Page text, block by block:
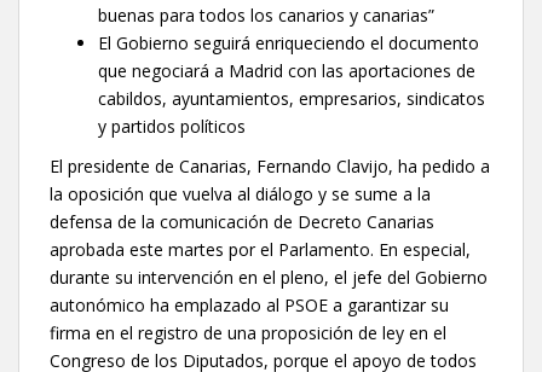
buenas para todos los canarios y canarias”
El Gobierno seguirá enriqueciendo el documento
que negociará a Madrid con las aportaciones de
cabildos, ayuntamientos, empresarios, sindicatos
y partidos políticos
El presidente de Canarias, Fernando Clavijo, ha pedido a
la oposición que vuelva al diálogo y se sume a la
defensa de la comunicación de Decreto Canarias
aprobada este martes por el Parlamento. En especial,
durante su intervención en el pleno, el jefe del Gobierno
autonómico ha emplazado al PSOE a garantizar su
firma en el registro de una proposición de ley en el
Congreso de los Diputados, porque el apoyo de todos